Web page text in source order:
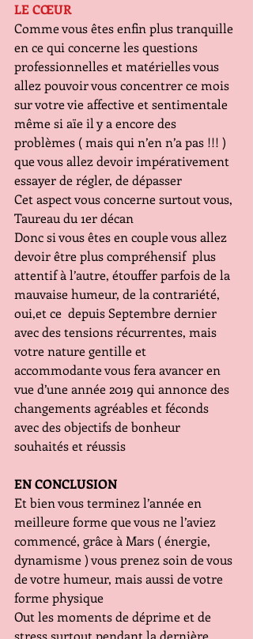
LE CŒUR
Comme vous êtes enfin plus tranquille
en ce qui concerne les questions
professionnelles et matérielles vous
allez pouvoir vous concentrer ce mois
sur votre vie affective et sentimentale
même si aïe il y a encore des
problèmes ( mais qui n’en n’a pas !!! )
que vous allez devoir impérativement
essayer de régler, de dépasser
Cet aspect vous concerne surtout vous,
Taureau du 1er décan
Donc si vous êtes en couple vous allez
devoir être plus compréhensif  plus
attentif à l’autre, étouffer parfois de la
mauvaise humeur, de la contrariété,
oui,et ce  depuis Septembre dernier
avec des tensions récurrentes, mais
votre nature gentille et
accommodante vous fera avancer en
vue d’une année 2019 qui annonce des
changements agréables et féconds
avec des objectifs de bonheur
souhaités et réussis
EN CONCLUSION
Et bien vous terminez l’année en
meilleure forme que vous ne l’aviez
commencé, grâce à Mars ( énergie,
dynamisme ) vous prenez soin de vous
de votre humeur, mais aussi de votre
forme physique
Out les moments de déprime et de
stress surtout pendant la dernière